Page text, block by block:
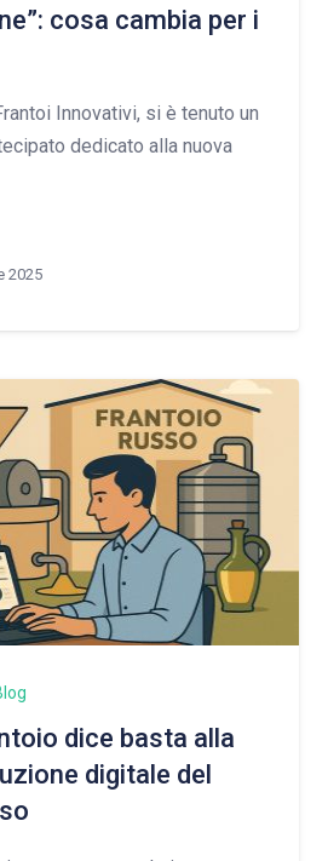
cosa cambia per i
Innovativi, si è tenuto un
dedicato alla nuova
2025
dice basta alla
digitale del